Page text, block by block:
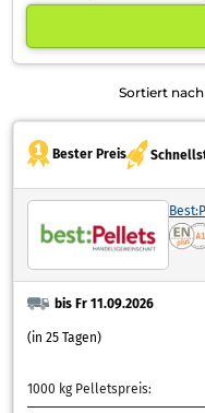
Sortiert
Bester Preis
bis Fr 11.09.2026
(in 25 Tagen)
1000 kg Pelletspreis: